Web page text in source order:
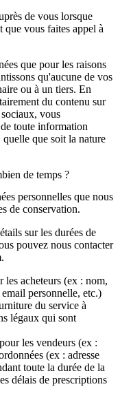
de vous lorsque
que vous faites appel à
que pour les raisons
qu'aucune de vos
ou à un tiers. En
du contenu sur
vous
de toute information
que soit la nature
de temps ?
personnelles que nous
de conservation.
sur les durées de
pouvez nous contacter
les acheteurs (ex : nom,
email personnelle, etc.)
du service à
légaux qui sont
pour les vendeurs (ex :
(ex : adresse
toute la durée de la
délais de prescriptions